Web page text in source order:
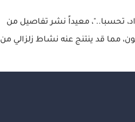
تحسبا.."، معيداً نشر تفاصيل من
مما قد ينتنج عنه نشاط زلزالي من